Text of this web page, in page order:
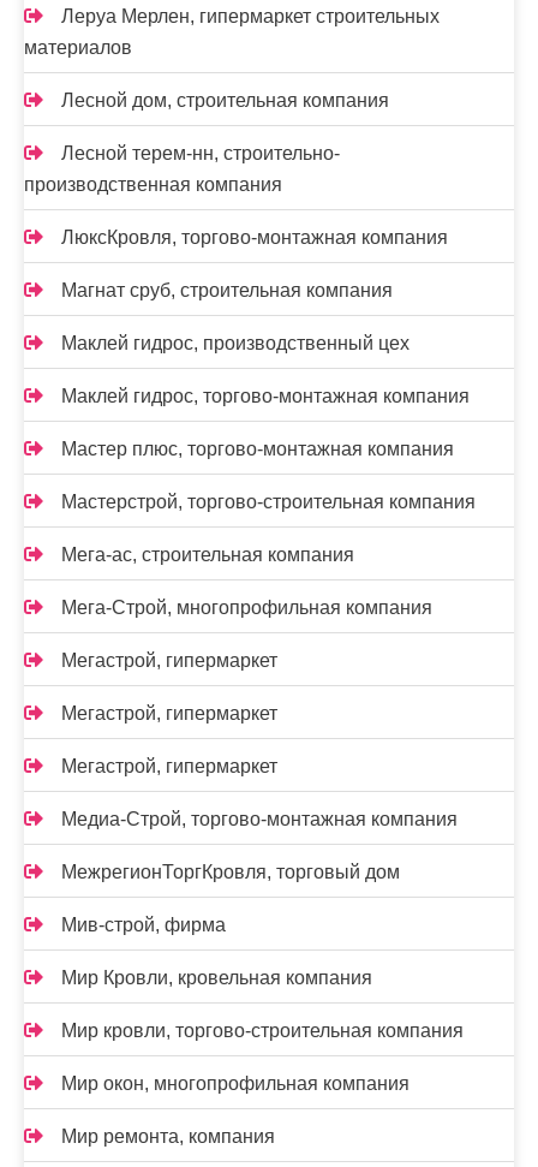
Леруа Мерлен, гипермаркет строительных
материалов
Лесной дом, строительная компания
Лесной терем-нн, строительно-
производственная компания
ЛюксКровля, торгово-монтажная компания
Магнат сруб, строительная компания
Маклей гидрос, производственный цех
Маклей гидрос, торгово-монтажная компания
Мастер плюс, торгово-монтажная компания
Мастерстрой, торгово-строительная компания
Мега-ас, строительная компания
Мега-Строй, многопрофильная компания
Мегастрой, гипермаркет
Мегастрой, гипермаркет
Мегастрой, гипермаркет
Медиа-Строй, торгово-монтажная компания
МежрегионТоргКровля, торговый дом
Мив-строй, фирма
Мир Кровли, кровельная компания
Мир кровли, торгово-строительная компания
Мир окон, многопрофильная компания
Мир ремонта, компания